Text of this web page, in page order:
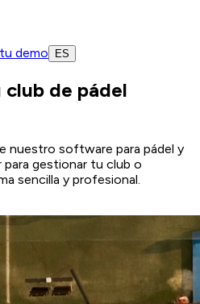
demo ES
de pádel
nuestro software para pádel y
gestionar tu club o
sencilla y profesional.